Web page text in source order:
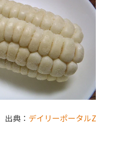
出典： デイリーポータルZ